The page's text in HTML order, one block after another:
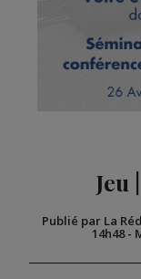
Jeu
Publié par La
14h48-